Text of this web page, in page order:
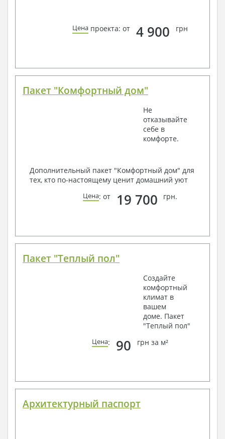
Цена проекта: от 4 900 грн
Пакет "Комфортный дом"
Не
отказывайте
себе в
комфорте.
Дополнительный пакет "Комфортный дом" для
тех, кто по-настоящему ценит домашний уют
Цена: от 19 700 грн.
Пакет "Теплый пол"
Создайте
комфортный
климат в
вашем
доме. Пакет
"Теплый пол"
Цена: 90 грн за м²
Архитектурный паспорт